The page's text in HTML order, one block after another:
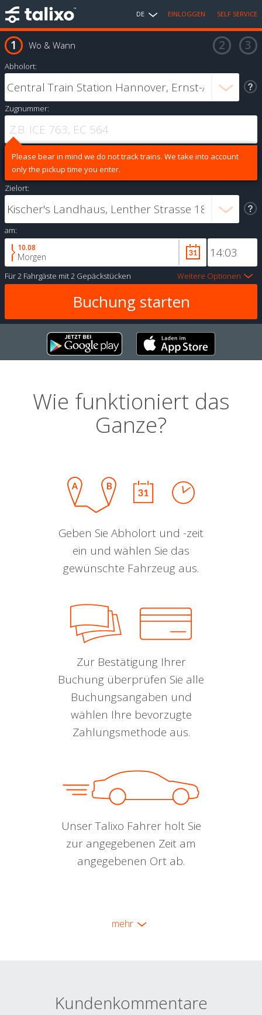
DE EINLOGGEN SELF SERVICE
Wo & Wann
Abholort:
Zugnummer:
Please bear in mind we do not track trains. We take into account
only the pickup time you enter.
Zielort:
am:
10.08
Morgen
Für2 Fahrgäste mit2 Gepäckstücken Weitere Optionen
Wie funktioniert das
Ganze?
Geben Sie Abholort und -zeit
ein und wählen Sie das
gewünschte Fahrzeug aus.
Zur Bestätigung Ihrer
Buchung überprüfen Sie alle
Buchungsangaben und
wählen Ihre bevorzugte
Zahlungsmethode aus.
Unser Talixo Fahrer holt Sie
zur angegebenen Zeit am
angegebenen Ort ab.
mehr
Kundenkommentare